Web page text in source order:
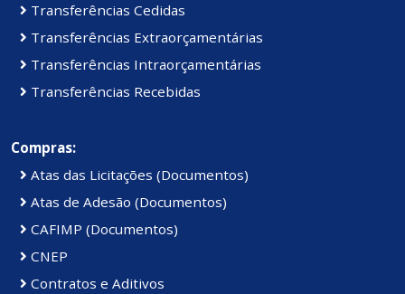
Transferências Cedidas
Transferências Extraorçamentárias
Transferências Intraorçamentárias
Transferências Recebidas
Compras:
Atas das Licitações (Documentos)
Atas de Adesão (Documentos)
CAFIMP (Documentos)
CNEP
Contratos e Aditivos